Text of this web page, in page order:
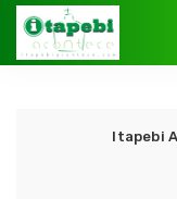
Itapebi